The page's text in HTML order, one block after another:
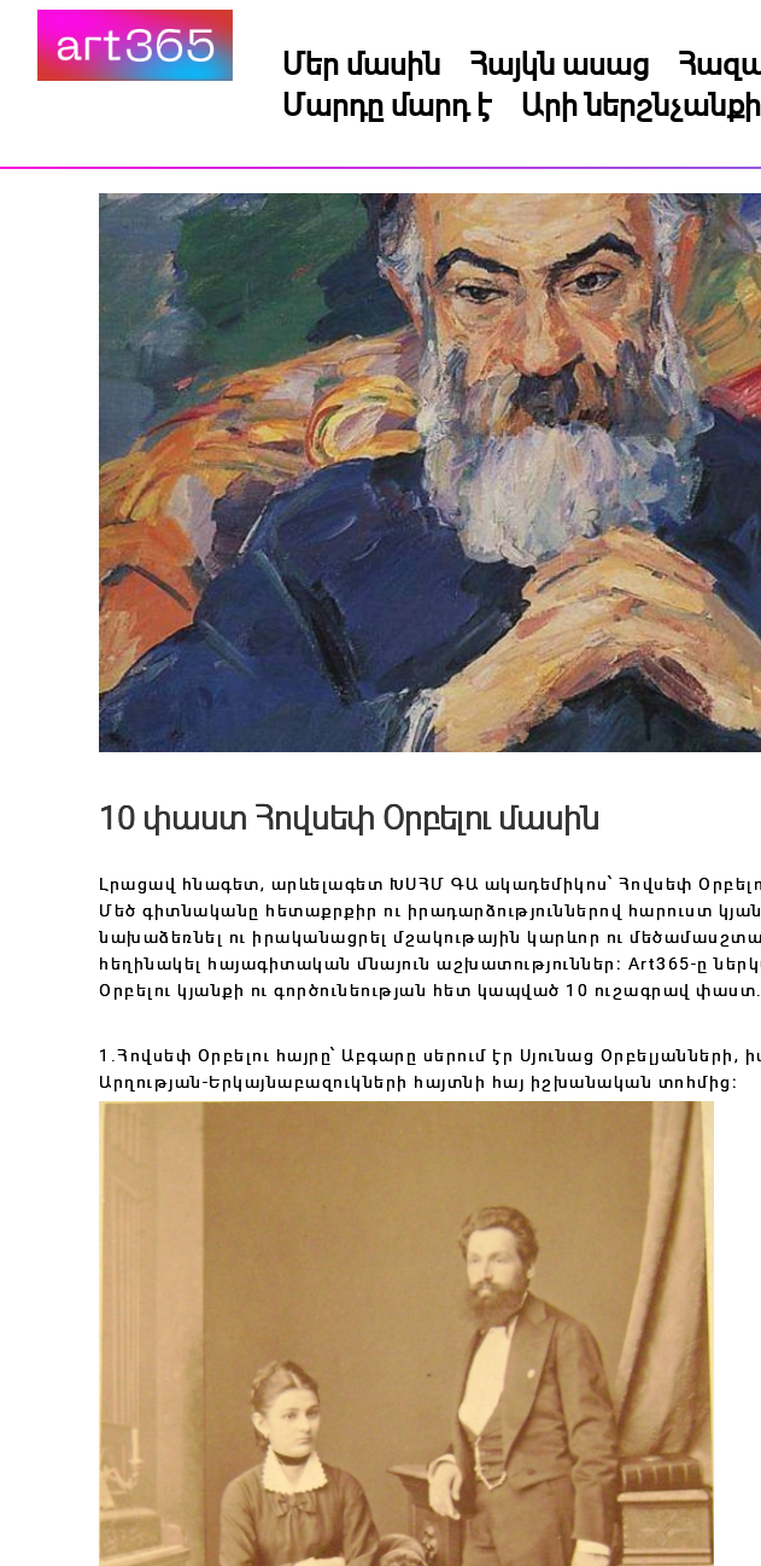
Մեր մասին Հայկն ասաց
Մարդը մարդ է
Արի ներշնչանքի
10 փաստ Հովսեփ Օրբելու մասին
Լրացավ հնագետ, արևելագետ ԽՍՀՄ ԳԱ ակադեմիկոս՝ Հովսեփ
Մեծ գիտնականը հետաքրքիր ու իրադարձություններով հարուստ
նախաձեռնել ու իրականացրել մշակութային կարևոր ու
հեղինակել հայագիտական մնայուն աշխատություններ։ Art365-ը
Օրբելու կյանքի ու գործունեության հետ կապված 10 ուշագրավ փաստ․
1.Հովսեփ Օրբելու հայրը՝ Աբգարը սերում էր Սյունաց Օրբելյանների,
Արղության-Երկայնաբազուկների հայտնի հայ իշխանական տոհմից։